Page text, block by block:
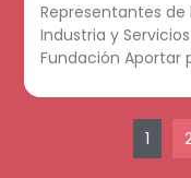
Representantes
Industria y
Fundación Aportar
1